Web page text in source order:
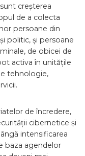
creșterea
de a colecta
persoane din
politic, și persoane
de obicei de
activa în unitățile
tehnologie,
de încredere,
cibernetice și
intensificarea
baza agendelor